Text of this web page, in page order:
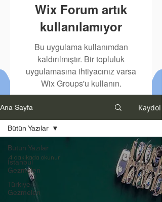
Wix Forum artık
kullanılamıyor
Bu uygulama kullanımdan
kaldırılmıştır. Bir topluluk
uygulamasına ihtiyacınız varsa
Wix Groups'u kullanın.
Ana Sayfa Kaydol
Bütün Yazılar
İstanbul
Gezmeleri
Türkiye
Gezmeleri
Bütün Yazılar
4 dakikada okunur